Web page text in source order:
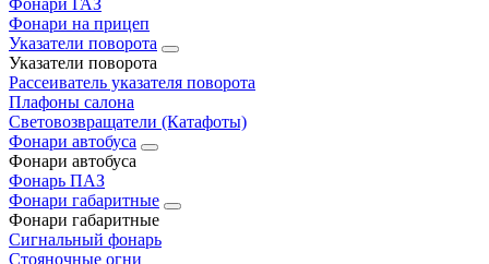
Фонари ГАЗ
Фонари на прицеп
Указатели поворота
Указатели поворота
Рассеиватель указателя поворота
Плафоны салона
Световозвращатели (Катафоты)
Фонари автобуса
Фонари автобуса
Фонарь ПАЗ
Фонари габаритные
Фонари габаритные
Сигнальный фонарь
Стояночные огни